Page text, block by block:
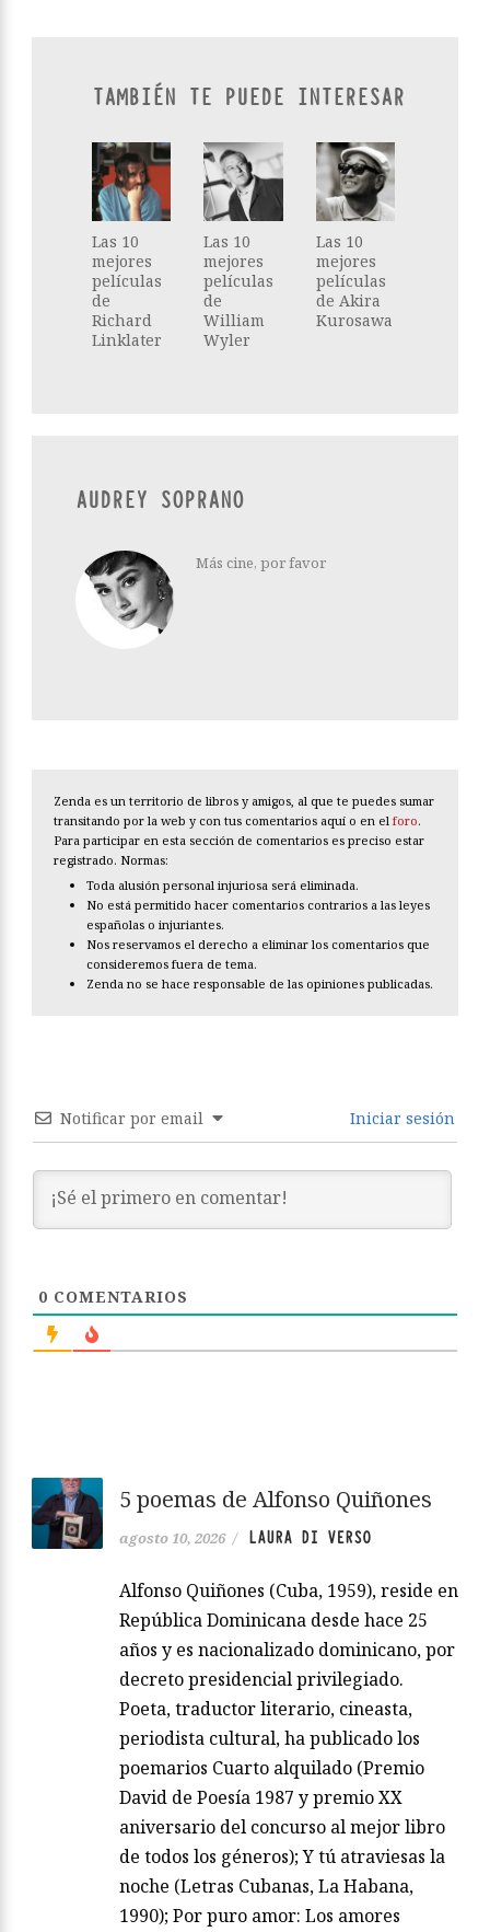
TAMBIÉN TE PUEDE INTERESAR
Las 10
mejores
películas
de
Richard
Linklater
Las 10
mejores
películas
de
William
Wyler
Las 10
mejores
películas
de Akira
Kurosawa
AUDREY SOPRANO
Más cine, por favor
Zenda es un territorio de libros y amigos, al que te puedes sumar
transitando por la web y con tus comentarios aquí o en el foro.
Para participar en esta sección de comentarios es preciso estar
registrado. Normas:
Toda alusión personal injuriosa será eliminada.
No está permitido hacer comentarios contrarios a las leyes
españolas o injuriantes.
Nos reservamos el derecho a eliminar los comentarios que
consideremos fuera de tema.
Zenda no se hace responsable de las opiniones publicadas.
Notificar por email Iniciar sesión
0 COMENTARIOS
5 poemas de Alfonso Quiñones
agosto 10, 2026 / LAURA DI VERSO
Alfonso Quiñones (Cuba, 1959), reside en
República Dominicana desde hace 25
años y es nacionalizado dominicano, por
decreto presidencial privilegiado.
Poeta, traductor literario, cineasta,
periodista cultural, ha publicado los
poemarios Cuarto alquilado (Premio
David de Poesía 1987 y premio XX
aniversario del concurso al mejor libro
de todos los géneros); Y tú atraviesas la
noche (Letras Cubanas, La Habana,
1990); Por puro amor: Los amores